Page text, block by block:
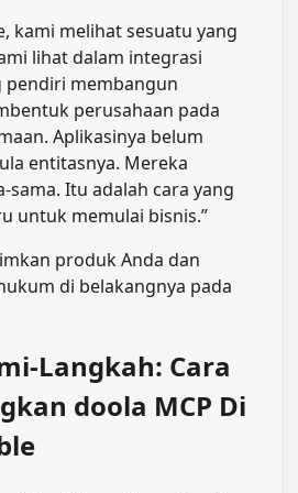
kami melihat sesuatu yang
lihat dalam integrasi
pendiri membangun
perusahaan pada
Aplikasinya belum
entitasnya. Mereka
sama. Itu adalah cara yang
untuk memulai bisnis.”
produk Anda dan
di belakangnya pada
Langkah: Cara
doola MCP Di